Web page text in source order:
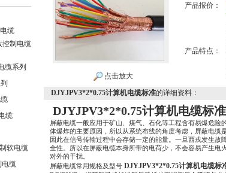
缆
控制电缆
缆系列
缆
软电缆
电缆
点击放大
产品报价：
产品特点：
DJYJPV3*2*0.75计算机电缆标准的详细资料：
DJYJPV3*2*0.75计算机电缆标准
屏蔽电缆一般应用于矿山、煤气、石化等工程含有易爆危险
体爆炸的主要原因，所以从系统布线的角度考虑，屏蔽电缆
因此在信号传输过程中会存储一定的能量。一旦西戎发生故
全性。所以在屏蔽电缆本身所带的电荷少，不会容易产生电
对外的干扰。
屏蔽电缆常用规格及型号 DJYJPV3*2*0.75计算机电缆标